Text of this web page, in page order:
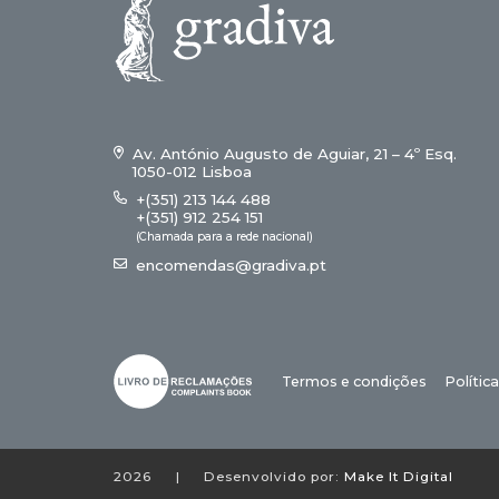
Av. António Augusto de Aguiar, 21 – 4º Esq.
1050-012 Lisboa
+(351) 213 144 488
+(351) 912 254 151
(Chamada para a rede nacional)
encomendas@gradiva.pt
Termos e condições
2026 | Desenvolvido por:Make It Digital